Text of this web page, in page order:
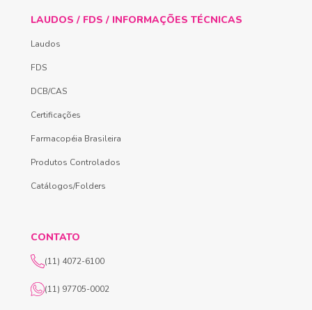
LAUDOS / FDS / INFORMAÇÕES TÉCNICAS
Laudos
FDS
DCB/CAS
Certificações
Farmacopéia Brasileira
Produtos Controlados
Catálogos/Folders
CONTATO
(11) 4072-6100
(11) 97705-0002